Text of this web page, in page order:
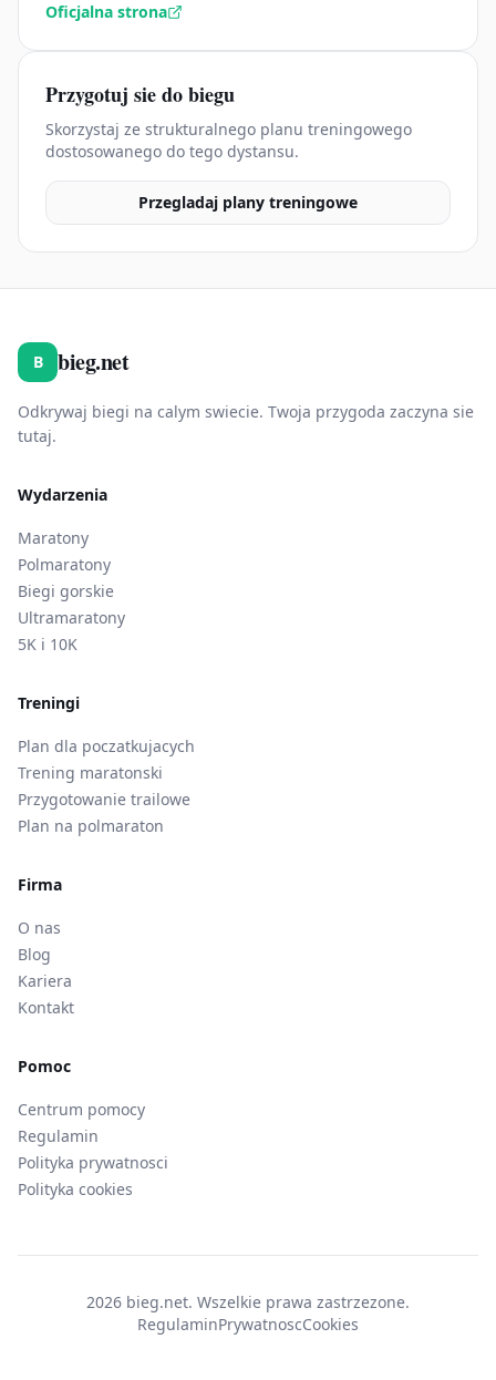
Oficjalna strona
Przygotuj sie do biegu
Skorzystaj ze strukturalnego planu treningowego
dostosowanego do tego dystansu.
Przegladaj plany treningowe
B bieg.net
Odkrywaj biegi na calym swiecie. Twoja przygoda zaczyna sie
tutaj.
Wydarzenia
Maratony
Polmaratony
Biegi gorskie
Ultramaratony
5K i 10K
Treningi
Plan dla poczatkujacych
Trening maratonski
Przygotowanie trailowe
Plan na polmaraton
Firma
O nas
Blog
Kariera
Kontakt
Pomoc
Centrum pomocy
Regulamin
Polityka prywatnosci
Polityka cookies
2026 bieg.net. Wszelkie prawa zastrzezone.
RegulaminPrywatnoscCookies